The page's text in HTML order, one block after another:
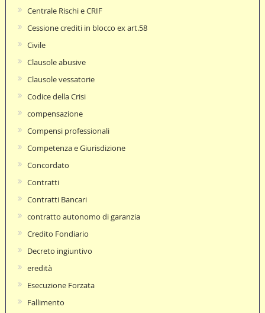
Centrale Rischi e CRIF
Cessione crediti in blocco ex art.58
Civile
Clausole abusive
Clausole vessatorie
Codice della Crisi
compensazione
Compensi professionali
Competenza e Giurisdizione
Concordato
Contratti
Contratti Bancari
contratto autonomo di garanzia
Credito Fondiario
Decreto ingiuntivo
eredità
Esecuzione Forzata
Fallimento